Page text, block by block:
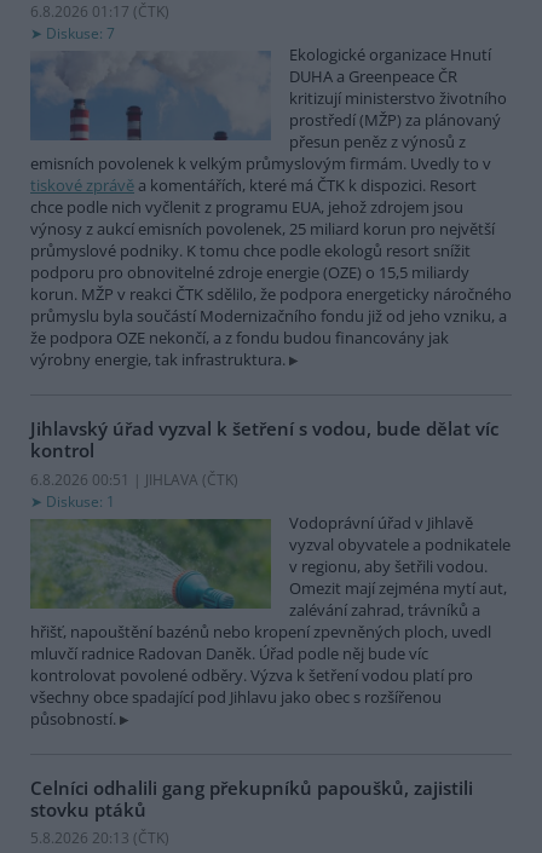
6.8.2026 01:17 (ČTK)
Diskuse: 7
Ekologické organizace Hnutí
DUHA a Greenpeace ČR
kritizují ministerstvo životního
prostředí (MŽP) za plánovaný
přesun peněz z výnosů z
emisních povolenek k velkým průmyslovým firmám. Uvedly to v
tiskové zprávě a komentářích, které má ČTK k dispozici. Resort
chce podle nich vyčlenit z programu EUA, jehož zdrojem jsou
výnosy z aukcí emisních povolenek, 25 miliard korun pro největší
průmyslové podniky. K tomu chce podle ekologů resort snížit
podporu pro obnovitelné zdroje energie (OZE) o 15,5 miliardy
korun. MŽP v reakci ČTK sdělilo, že podpora energeticky náročného
průmyslu byla součástí Modernizačního fondu již od jeho vzniku, a
že podpora OZE nekončí, a z fondu budou financovány jak
výrobny energie, tak infrastruktura.
Jihlavský úřad vyzval k šetření s vodou, bude dělat víc
kontrol
6.8.2026 00:51 | JIHLAVA (ČTK)
Diskuse: 1
Vodoprávní úřad v Jihlavě
vyzval obyvatele a podnikatele
v regionu, aby šetřili vodou.
Omezit mají zejména mytí aut,
zalévání zahrad, trávníků a
hřišť, napouštění bazénů nebo kropení zpevněných ploch, uvedl
mluvčí radnice Radovan Daněk. Úřad podle něj bude víc
kontrolovat povolené odběry. Výzva k šetření vodou platí pro
všechny obce spadající pod Jihlavu jako obec s rozšířenou
působností.
Celníci odhalili gang překupníků papoušků, zajistili
stovku ptáků
5.8.2026 20:13 (ČTK)